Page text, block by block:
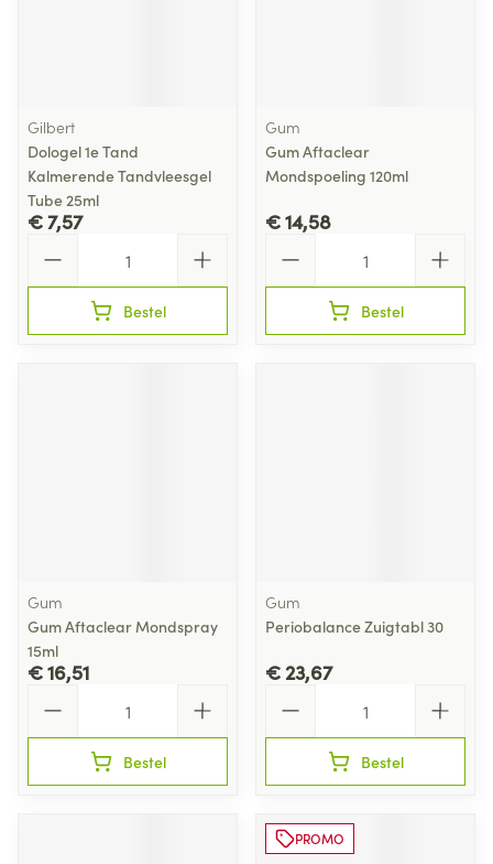
Gilbert
Dologel 1e Tand
Kalmerende Tandvleesgel
Tube 25ml
€ 7,57
Bestel
Gum
Gum Aftaclear
Mondspoeling 120ml
€ 14,58
Bestel
Gum
Gum Aftaclear Mondspray
15ml
€ 16,51
Bestel
Gum
Periobalance Zuigtabl 30
€ 23,67
Bestel
PROMO